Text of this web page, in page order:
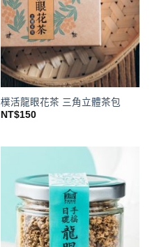
樸活龍眼花茶 三角立體茶包
NT$150